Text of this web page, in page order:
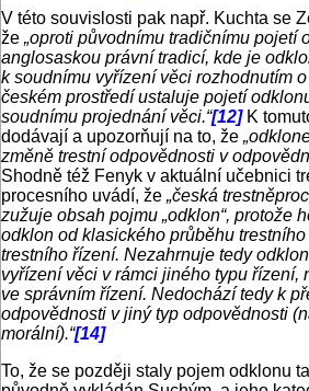
V této souvislosti pak např. Kuchta se
že „oproti původnímu tradičnímu pojetí
anglosaskou právní tradicí, kde je
k soudnímu vyřízení věci rozhodnutím
českém prostředí ustaluje pojetí
soudnímu projednání věci.“[12]K
dodávají a upozorňují na to, že
změně trestní odpovědnosti v
Shodně též Fenyk v aktuální učebnici
procesního uvádí, že „česká
zužuje obsah pojmu „odklon“, protože
odklon od klasického průběhu
trestního řízení. Nezahrnuje tedy
vyřízení věci v rámci jiného typu řízení,
ve správním řízení. Nedochází tedy k
odpovědnosti v jiný typ odpovědnosti
morální).“[14]
To, že se později staly pojem odklonu